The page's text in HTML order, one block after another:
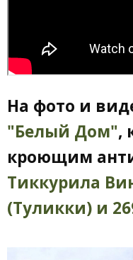
На фото и
"Белый Дом",
кроющим
Тиккурила
(Туликки) и